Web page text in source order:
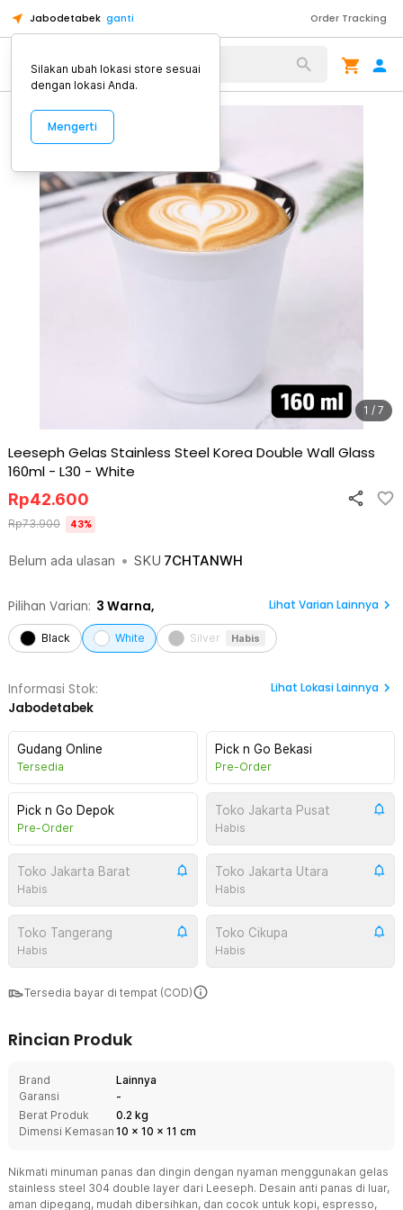
Jabodetabek ganti Order Tracking
Alat Kopi
1 / 7
Leeseph Gelas Stainless Steel Korea Double Wall Glass
160ml - L30 - White
Belum ada ulasan • SKU 7CHTANWH
Rp42.600
Rp73.900 43%
Pilihan Varian: 3 Warna, Lihat Varian Lainnya
Black White Silver Habis
Informasi Stok:
Jabodetabek
Lihat Lokasi Lainnya
Gudang Online
Tersedia
Pick n Go Bekasi
Pre-Order
Pick n Go Depok
Pre-Order
Toko Jakarta Pusat
Habis
Toko Jakarta Barat
Habis
Toko Jakarta Utara
Habis
Toko Tangerang
Habis
Toko Cikupa
Habis
Tersedia bayar di tempat (COD)
Rincian Produk
Brand
Lainnya
Garansi
-
Berat Produk
0.2 kg
Dimensi Kemasan 10 x 10 x 11 cm
Nikmati minuman panas dan dingin dengan nyaman menggunakan gelas
stainless steel 304 double layer dari Leeseph. Desain anti panas di luar,
aman dipegang, mudah dibersihkan, dan cocok untuk kopi, espresso,
Silakan ubah lokasi store sesuai
dengan lokasi Anda.
Mengerti